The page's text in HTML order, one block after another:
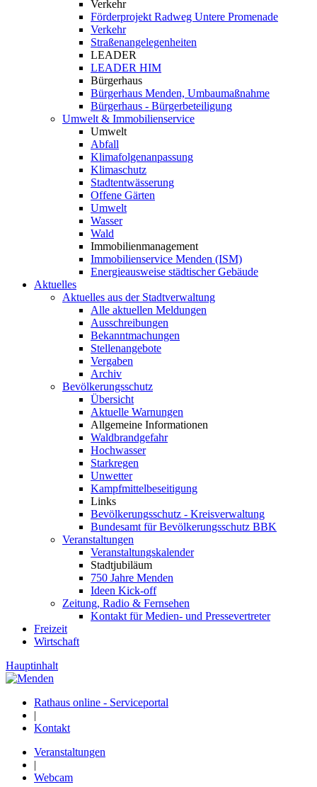
Verkehr
Förderprojekt Radweg Untere Promenade
Verkehr
Straßenangelegenheiten
LEADER
LEADER HIM
Bürgerhaus
Bürgerhaus Menden, Umbaumaßnahme
Bürgerhaus - Bürgerbeteiligung
Umwelt & Immobilienservice
Umwelt
Abfall
Klimafolgenanpassung
Klimaschutz
Stadtentwässerung
Offene Gärten
Umwelt
Wasser
Wald
Immobilienmanagement
Immobilienservice Menden (ISM)
Energieausweise städtischer Gebäude
Aktuelles
Aktuelles aus der Stadtverwaltung
Alle aktuellen Meldungen
Ausschreibungen
Bekanntmachungen
Stellenangebote
Vergaben
Archiv
Bevölkerungsschutz
Übersicht
Aktuelle Warnungen
Allgemeine Informationen
Waldbrandgefahr
Hochwasser
Starkregen
Unwetter
Kampfmittelbeseitigung
Links
Bevölkerungsschutz - Kreisverwaltung
Bundesamt für Bevölkerungsschutz BBK
Veranstaltungen
Veranstaltungskalender
Stadtjubiläum
750 Jahre Menden
Ideen Kick-off
Zeitung, Radio & Fernsehen
Kontakt für Medien- und Pressevertreter
Freizeit
Wirtschaft
Hauptinhalt
Rathaus online - Serviceportal
|
Kontakt
Veranstaltungen
|
Webcam